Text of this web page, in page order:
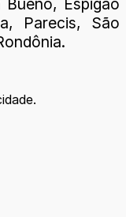
Parecis, São